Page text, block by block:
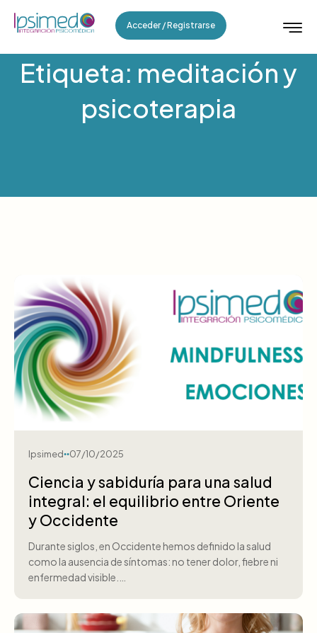
Acceder / Registrarse
Etiqueta: meditación y
psicoterapia
Ipsimed 07/10/2025
Ciencia y sabiduría para una salud
integral: el equilibrio entre Oriente
y Occidente
Durante siglos, en Occidente hemos definido la salud
como la ausencia de síntomas: no tener dolor, fiebre ni
enfermedad visible.…